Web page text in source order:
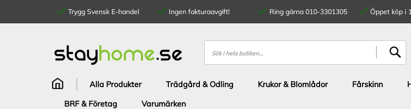
Trygg Svensk E-handel Ingen fakturaavgift! Ring gärna 010-3301305
Öppet köp i
innehållet
Sök
Alla Produkter Trädgård & Odling Krukor & Blomlådor Fårskinn
BRF & Företag
Varumärken